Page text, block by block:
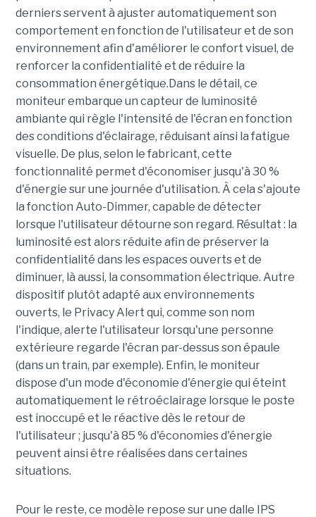
derniers servent à ajuster automatiquement son
comportement en fonction de l'utilisateur et de son
environnement afin d'améliorer le confort visuel, de
renforcer la confidentialité et de réduire la
consommation énergétique.Dans le détail, ce
moniteur embarque un capteur de luminosité
ambiante qui règle l'intensité de l'écran en fonction
des conditions d'éclairage, réduisant ainsi la fatigue
visuelle. De plus, selon le fabricant, cette
fonctionnalité permet d'économiser jusqu'à 30 %
d'énergie sur une journée d'utilisation. À cela s'ajoute
la fonction Auto-Dimmer, capable de détecter
lorsque l'utilisateur détourne son regard. Résultat : la
luminosité est alors réduite afin de préserver la
confidentialité dans les espaces ouverts et de
diminuer, là aussi, la consommation électrique. Autre
dispositif plutôt adapté aux environnements
ouverts, le Privacy Alert qui, comme son nom
l'indique, alerte l'utilisateur lorsqu'une personne
extérieure regarde l'écran par-dessus son épaule
(dans un train, par exemple). Enfin, le moniteur
dispose d'un mode d'économie d'énergie qui éteint
automatiquement le rétroéclairage lorsque le poste
est inoccupé et le réactive dès le retour de
l'utilisateur ; jusqu'à 85 % d'économies d'énergie
peuvent ainsi être réalisées dans certaines
situations.
Pour le reste, ce modèle repose sur une dalle IPS